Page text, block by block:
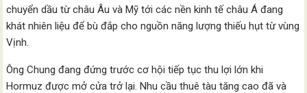
chuyển dầu từ châu Âu và Mỹ tới các nền kinh tế châu Á đang
khát nhiên liệu để bù đắp cho nguồn năng lượng thiếu hụt từ vùng
Vịnh.
Ông Chung đang đứng trước cơ hội tiếp tục thu lợi lớn khi
Hormuz được mở cửa trở lại. Nhu cầu thuê tàu tăng cao đã và